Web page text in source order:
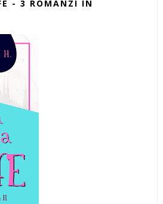
- 3 ROMANZI IN